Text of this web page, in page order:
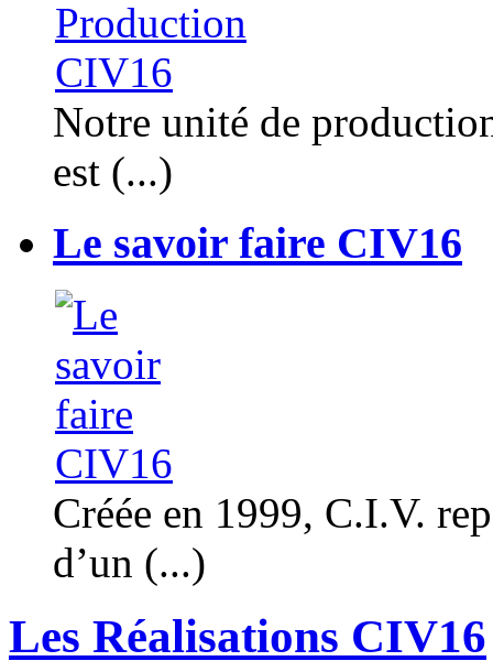
Notre unité de
est (...)
Le savoir faire CIV16
Créée en 1999, C.I.V.
d’un (...)
Les Réalisations CIV16